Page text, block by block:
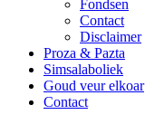
Fondsen
Contact
Disclaimer
Proza & Pazta
Simsalaboliek
Goud veur elkoar
Contact